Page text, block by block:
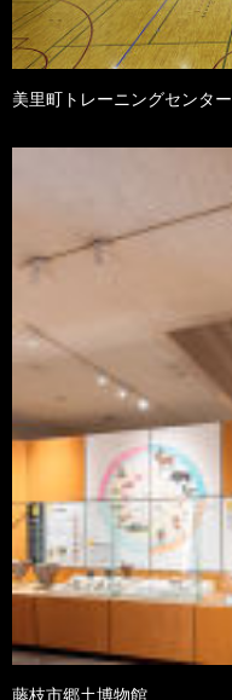
美里町トレーニングセンター
藤枝市郷土博物館